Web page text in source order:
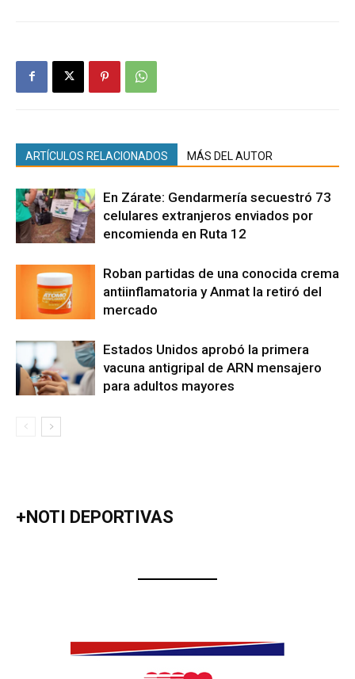
ARTÍCULOS RELACIONADOS MÁS DEL AUTOR
En Zárate: Gendarmería secuestró 73
celulares extranjeros enviados por
encomienda en Ruta 12
Roban partidas de una conocida crema
antiinflamatoria y Anmat la retiró del
mercado
Estados Unidos aprobó la primera
vacuna antigripal de ARN mensajero
para adultos mayores
+NOTI DEPORTIVAS